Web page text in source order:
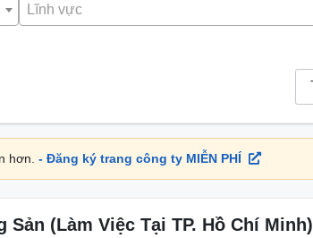
Lĩnh vực
hơn. - Đăng ký trang công ty MIỄN PHÍ
(Làm Việc Tại TP. Hồ Chí Minh)